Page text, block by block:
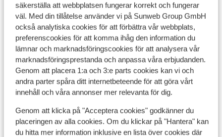
säkerställa att webbplatsen fungerar korrekt och fungerar
väl. Med din tillåtelse använder vi på Sunweb Group GmbH
också analytiska cookies för att förbättra vår webbplats,
preferenscookies för att komma ihåg den information du
lämnar och marknadsföringscookies för att analysera vår
marknadsföringsprestanda och anpassa våra erbjudanden.
Genom att placera 1:a och 3:e parts cookies kan vi och
andra parter spåra ditt internetbeteende för att göra vårt
innehåll och våra annonser mer relevanta för dig.
Genom att klicka på "Acceptera cookies" godkänner du
placeringen av alla cookies. Om du klickar på "Hantera" kan
du hitta mer information inklusive en lista över cookies där
Bungalows Los Leones
Club Maspalomas Suites & Spa - endast vuxna
Relaxia los Girasoles
Lopesan Costa Meloneras Resort & Spa
Hartaguna Hotel - endast vuxna